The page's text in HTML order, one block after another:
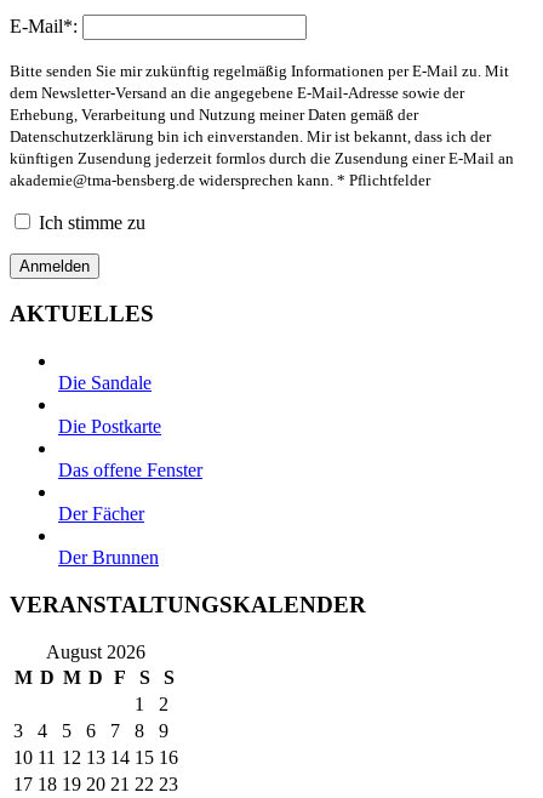
E-Mail*:
Bitte senden Sie mir zukünftig regelmäßig Informationen per E-Mail zu. Mit
dem Newsletter-Versand an die angegebene E-Mail-Adresse sowie der
Erhebung, Verarbeitung und Nutzung meiner Daten gemäß der
Datenschutzerklärung bin ich einverstanden. Mir ist bekannt, dass ich der
künftigen Zusendung jederzeit formlos durch die Zusendung einer E-Mail an
akademie@tma-bensberg.de widersprechen kann. * Pflichtfelder
Ich stimme zu
AKTUELLES
Die Sandale
Die Postkarte
Das offene Fenster
Der Fächer
Der Brunnen
VERANSTALTUNGSKALENDER
August 2026
M D M D F S S
1
2
3
4 5 6 7 8
9
10 11 12 13 14 15 16
17 18 19 20 21 22 23